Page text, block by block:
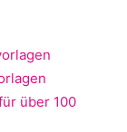
über 100